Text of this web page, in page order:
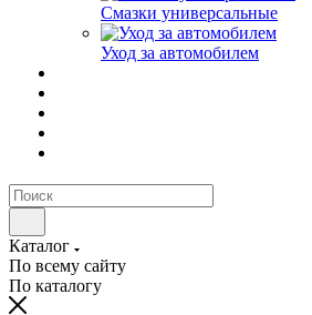
Смазки универсальные
Уход за автомобилем
Каталог
По всему сайту
По каталогу